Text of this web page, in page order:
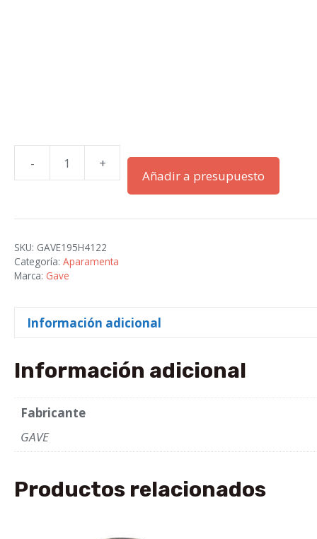
-
FRECUENCIMETROS
72X72
65HZ
+
Añadir a presupuesto
SKU: GAVE195H4122
Categoría: Aparamenta
Marca: Gave
Información adicional
Información adicional
Fabricante
GAVE
Productos relacionados